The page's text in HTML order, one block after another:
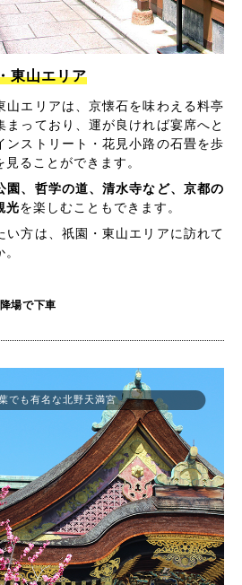
東山エリア
山エリアは、京懐石を味わえる料亭
まっており、運が良ければ宴席へと
ンストリート・花見小路の石畳を歩
ることができます。
園、哲学の道、清水寺など、京都の
光を楽しむこともできます。
い方は、祇園・東山エリアに訪れて
場で下車
でも有名な北野天満宮